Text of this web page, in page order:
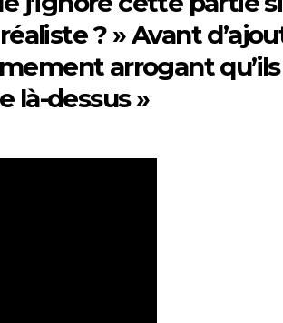
? » Avant
arrogant qu’ils
là-dessus »